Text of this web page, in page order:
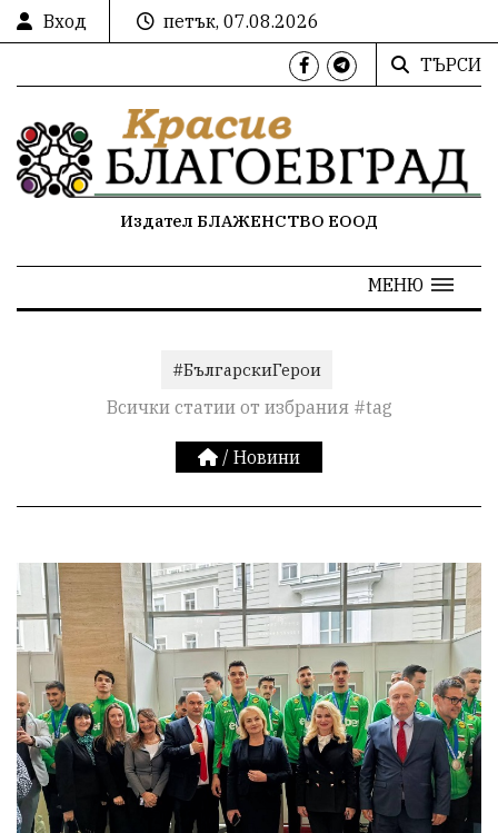
Вход
петък, 07.08.2026
ТЪРСИ
Издател БЛАЖЕНСТВО ЕООД
МЕНЮ
#БългарскиГерои
Всички статии от избрания #tag
/ Новини